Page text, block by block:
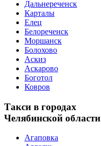
Дальнереченск
Карталы
Елец
Белореченск
Моршанск
Болохово
Аскиз
Аскарово
Боготол
Ковров
Такси в городах
Челябинской области
Агаповка